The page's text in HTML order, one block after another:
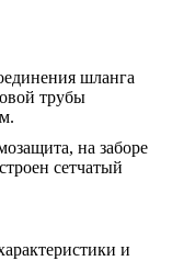
шланга
трубы
на заборе
сетчатый
и